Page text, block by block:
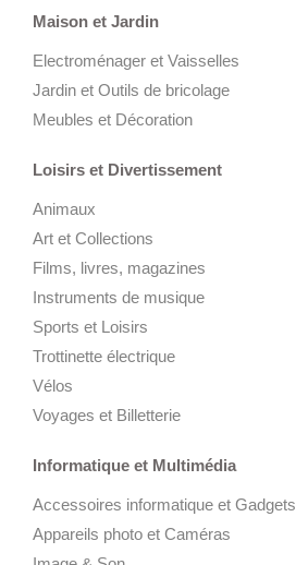
Maison et Jardin
Electroménager et Vaisselles
Jardin et Outils de bricolage
Meubles et Décoration
Loisirs et Divertissement
Animaux
Art et Collections
Films, livres, magazines
Instruments de musique
Sports et Loisirs
Trottinette électrique
Vélos
Voyages et Billetterie
Informatique et Multimédia
Accessoires informatique et Gadgets
Appareils photo et Caméras